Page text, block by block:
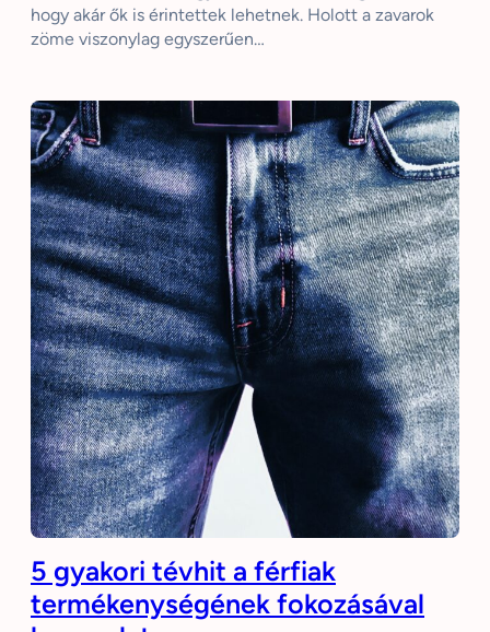
hogy akár ők is érintettek lehetnek. Holott a zavarok
zöme viszonylag egyszerűen…
5 gyakori tévhit a férfiak
termékenységének fokozásával